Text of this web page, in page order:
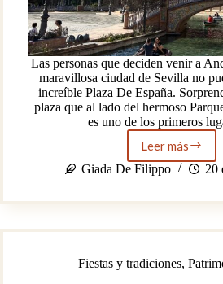
Las personas que deciden venir a
maravillosa ciudad de Sevilla no
increíble Plaza De España.
plaza que al lado del hermoso
es uno de los primeros
Leer másPLAZA
DE
Giada De Filippo 20
Fiestas y tradiciones,